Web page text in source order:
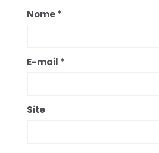
Nome*
E-mail *
Site